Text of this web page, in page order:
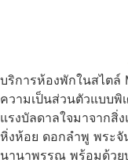
บริการห้องพักในสไตล์
ความเป็นส่วนตัวแบบพิ
แรงบัลดาลใจมาจากสิ่
หิ่งห้อย ดอกลำพู พระจั
นานาพรรณ พร้อมด้วย